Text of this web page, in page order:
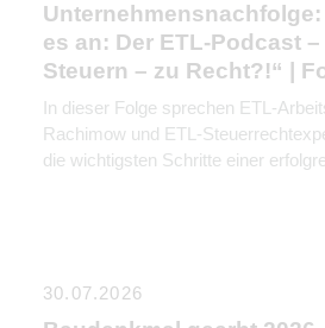
es an: Der ETL-Podcast
Steuern – zu Recht?!“ |
In dieser Folge sprechen ETL-
Rachimow und ETL-
die wichtigsten Schritte einer
Kommunikation genauso wichtig
30.07.2026